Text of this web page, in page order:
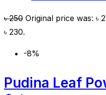
৳250 Original price was: ৳
৳ 230.
-8%
Pudina Leaf